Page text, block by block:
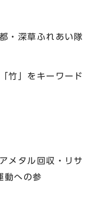
深草ふれあい隊
」をキーワード
タル回収・リサ
動への参